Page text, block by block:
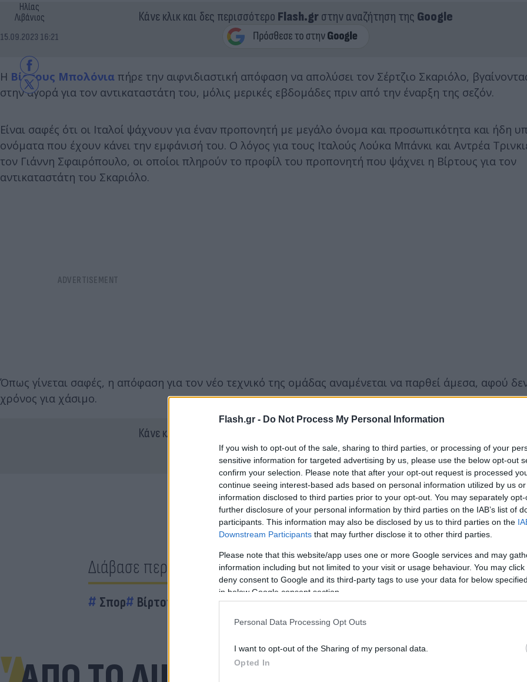
Flash.gr - Do Not Process My Personal Information
If you wish to opt-out of the sale, sharing to third parties, or processing of your
sensitive information for targeted advertising by us, please use the below opt-out
confirm your selection. Please note that after your opt-out request is processed
continue seeing interest-based ads based on personal information utilized by us
information disclosed to third parties prior to your opt-out. You may separately
further disclosure of your personal information by third parties on the IAB’s list of
participants. This information may also be disclosed by us to third parties on the
Downstream Participants that may further disclose it to other third parties.
Please note that this website/app uses one or more Google services and may
information including but not limited to your visit or usage behaviour. You may
deny consent to Google and its third-party tags to use your data for below
in below Google consent section.
Personal Data Processing Opt Outs
I want to opt-out of the Sharing of my personal data.
Opted In
Ηλίας
Λιβάνιος
15.09.2023 16:21
Κάνε κλικ και δες περισσότερο Flash.grστην αναζήτηση της Google
Η Βίρτους Μπολόνια πήρε την αιφνιδιαστική απόφαση να απολύσει τον Σέρτζιο Σκαριόλο,
στην αγορά για τον αντικαταστάτη του, μόλις μερικές εβδομάδες πριν από την έναρξη της σεζόν.
Είναι σαφές ότι οι Ιταλοί ψάχνουν για έναν προπονητή με μεγάλο όνομα και προσωπικότητα και ήδη
ονόματα που έχουν κάνει την εμφάνισή του. Ο λόγος για τους Ιταλούς Λούκα Μπάνκι και Αντρέα
τον Γιάννη Σφαιρόπουλο, οι οποίοι πληρούν το προφίλ του προπονητή που ψάχνει η Βίρτους για τον
αντικαταστάτη του Σκαριόλο.
Όπως γίνεται σαφές, η απόφαση για τον νέο τεχνικό της ομάδας αναμένεται να παρθεί άμεσα, αφού
χρόνος για χάσιμο.
Κάνε κλικ και δες περισσότερο
Διάβασε περισσότερα
Σπορ Βίρτους Μπολόνια